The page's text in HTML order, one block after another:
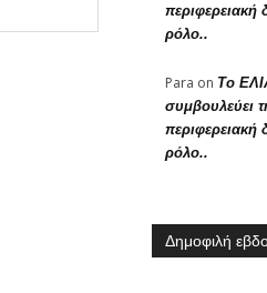
περιφερειακή
ρόλο..
Para on Το
συμβουλεύει
περιφερειακή
ρόλο..
Δημοφιλή